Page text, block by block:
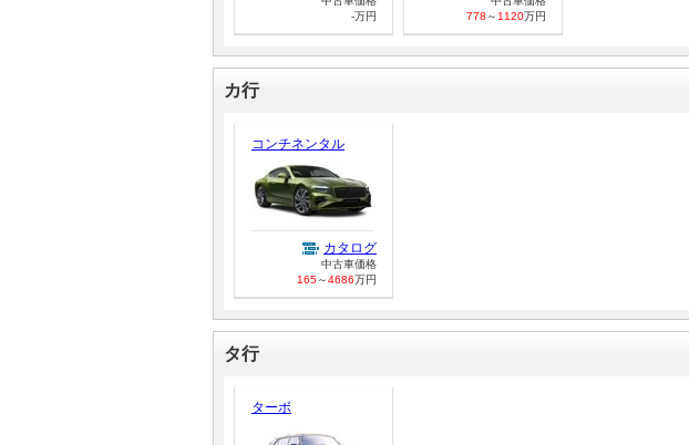
-万円
778 ～ 1120万円
カ行
コンチネンタル
カタログ
中古車価格
165～4686万円
タ行
ターボ